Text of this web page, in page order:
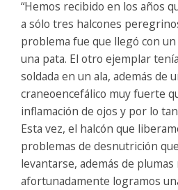
“Hemos recibido en los años
a sólo tres halcones
problema fue que llegó con
una pata. El otro ejemplar
soldada en un ala, además de
craneoencefálico muy fuerte
inflamación de ojos y por lo
Esta vez, el halcón que
problemas de desnutrición
levantarse, además de
afortunadamente logramos